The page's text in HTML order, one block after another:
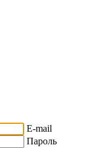
E-mail
Пароль